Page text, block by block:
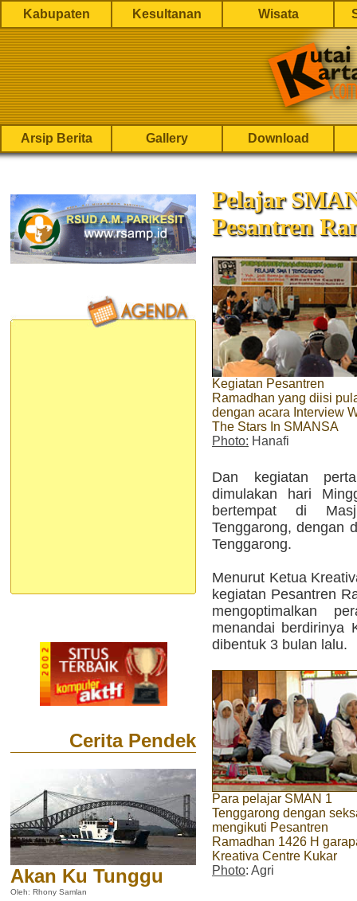
Kabupaten Kesultanan Wisata
Arsip Berita Gallery Download
Cerita Pendek
Akan Ku Tunggu
Oleh: Rhony Samlan
Pelajar
Pesantren
Kegiatan Pesantren
Ramadhan yang diisi
dengan acara Interview
The Stars In SMANSA
Photo: Hanafi
Dan kegiatan
dimulakan hari
bertempat di
Tenggarong, dengan
Tenggarong.
Menurut Ketua
kegiatan Pesantren
mengoptimalkan
menandai berdirinya
dibentuk 3 bulan lalu.
Para pelajar SMAN 1
Tenggarong dengan
mengikuti Pesantren
Ramadhan 1426 H
Kreativa Centre Kukar
Photo: Agri